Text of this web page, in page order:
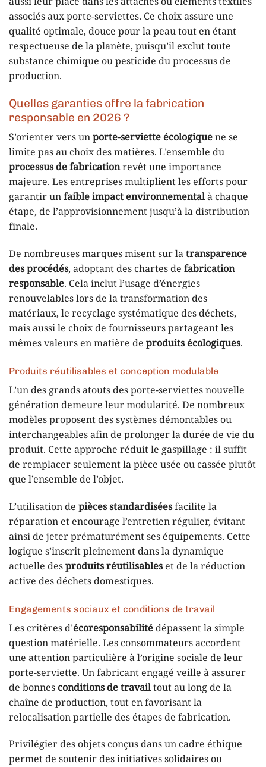
associés aux porte-serviettes. Ce choix assure une
qualité optimale, douce pour la peau tout en étant
respectueuse de la planète, puisqu’il exclut toute
substance chimique ou pesticide du processus de
production.
Quelles garanties offre la fabrication
responsable en 2026 ?
S’orienter vers unporte-serviette écologiquene se
limite pas au choix des matières. L’ensemble du
processus de fabricationrevêt une importance
majeure. Les entreprises multiplient les efforts pour
garantir unfaible impact environnementalà chaque
étape, de l’approvisionnement jusqu’à la distribution
finale.
De nombreuses marques misent sur latransparence
des procédés, adoptant des chartes de fabrication
responsable. Cela inclut l’usage d’énergies
renouvelables lors de la transformation des
matériaux, le recyclage systématique des déchets,
mais aussi le choix de fournisseurs partageant les
mêmes valeurs en matière de produits écologiques.
Produits réutilisables et conception modulable
L’un des grands atouts des porte-serviettes nouvelle
génération demeure leur modularité. De nombreux
modèles proposent des systèmes démontables ou
interchangeables afin de prolonger la durée de vie du
produit. Cette approche réduit le gaspillage : il suffit
de remplacer seulement la pièce usée ou cassée plutôt
que l’ensemble de l’objet.
L’utilisation de pièces standardiséesfacilite la
réparation et encourage l’entretien régulier, évitant
ainsi de jeter prématurément ses équipements. Cette
logique s’inscrit pleinement dans la dynamique
actuelle desproduits réutilisableset de la réduction
active des déchets domestiques.
Engagements sociaux et conditions de travail
Les critères d’écoresponsabilitédépassent la simple
question matérielle. Les consommateurs accordent
une attention particulière à l’origine sociale de leur
porte-serviette. Un fabricant engagé veille à assurer
de bonnes conditions de travailtout au long de la
chaîne de production, tout en favorisant la
relocalisation partielle des étapes de fabrication.
Privilégier des objets conçus dans un cadre éthique
permet de soutenir des initiatives solidaires ou